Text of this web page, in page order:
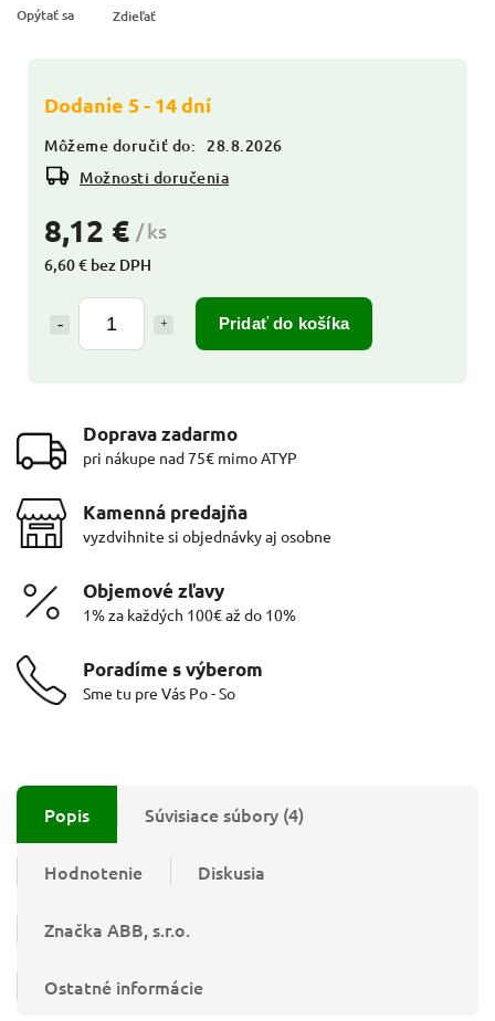
8,12 € / ks
6,60 € bez DPH
Pridať do košíka
Dodanie 5 - 14 dní
Môžeme doručiť do:
28.8.2026
Možnosti doručenia
Opýtať sa Zdieľať
Doprava zadarmo
pri nákupe nad 75€ mimo ATYP
Kamenná predajňa
vyzdvihnite si objednávky aj osobne
Objemové zľavy
1% za každých 100€ až do 10%
Poradíme s výberom
Sme tu pre Vás Po - So
Popis Súvisiace súbory (4)
Hodnotenie Diskusia
Značka ABB, s.r.o.
Ostatné informácie